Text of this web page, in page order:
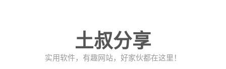
土叔分享
实用软件，有趣网站，好家伙都在这里！